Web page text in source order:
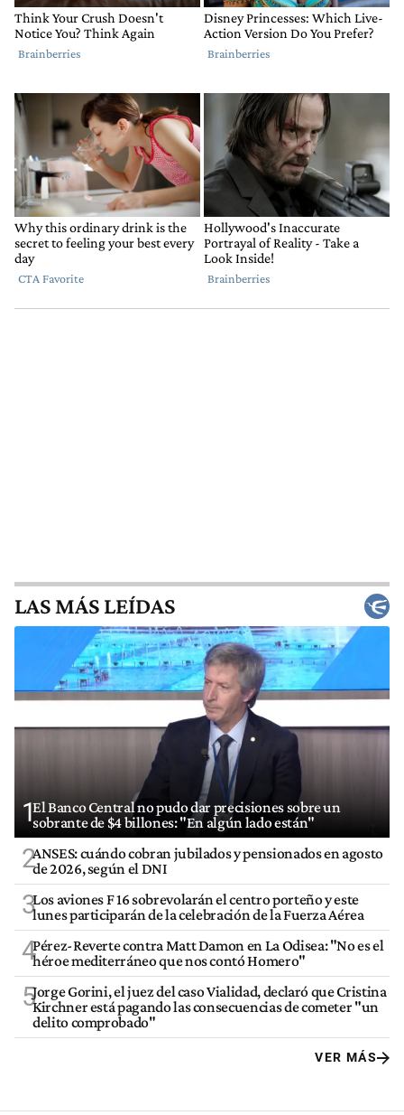
LAS MÁS LEÍDAS
1El Banco Central no pudo dar precisiones sobre un
sobrante de $4 billones: "En algún lado están"
2ANSES: cuándo cobran jubilados y pensionados en agosto
de 2026, según el DNI
3Los aviones F 16 sobrevolarán el centro porteño y este
lunes participarán de la celebración de la Fuerza Aérea
4Pérez-Reverte contra Matt Damon en La Odisea: "No es el
héroe mediterráneo que nos contó Homero"
5Jorge Gorini, el juez del caso Vialidad, declaró que Cristina
Kirchner está pagando las consecuencias de cometer "un
delito comprobado"
VER MÁS